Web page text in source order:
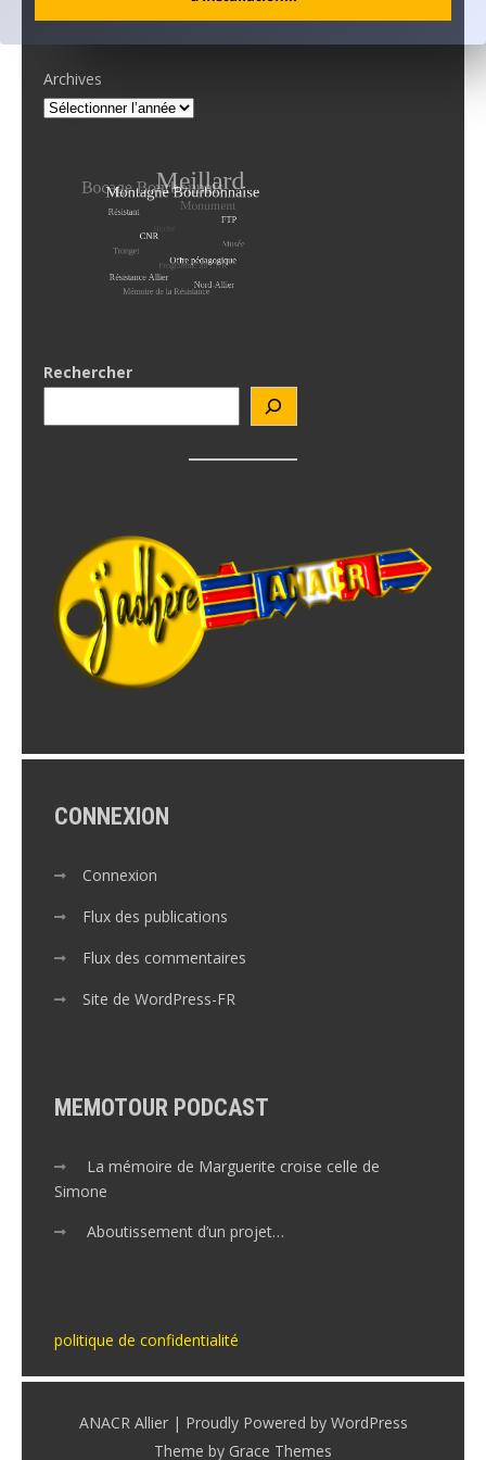
Archives
Rechercher
CONNEXION
Connexion
Flux des publications
Flux des commentaires
Site de WordPress-FR
MEMOTOUR PODCAST
La mémoire de Marguerite croise celle de
Simone
Aboutissement d’un projet…
politique de confidentialité
ANACR Allier | Proudly Powered by WordPress
Theme by Grace Themes